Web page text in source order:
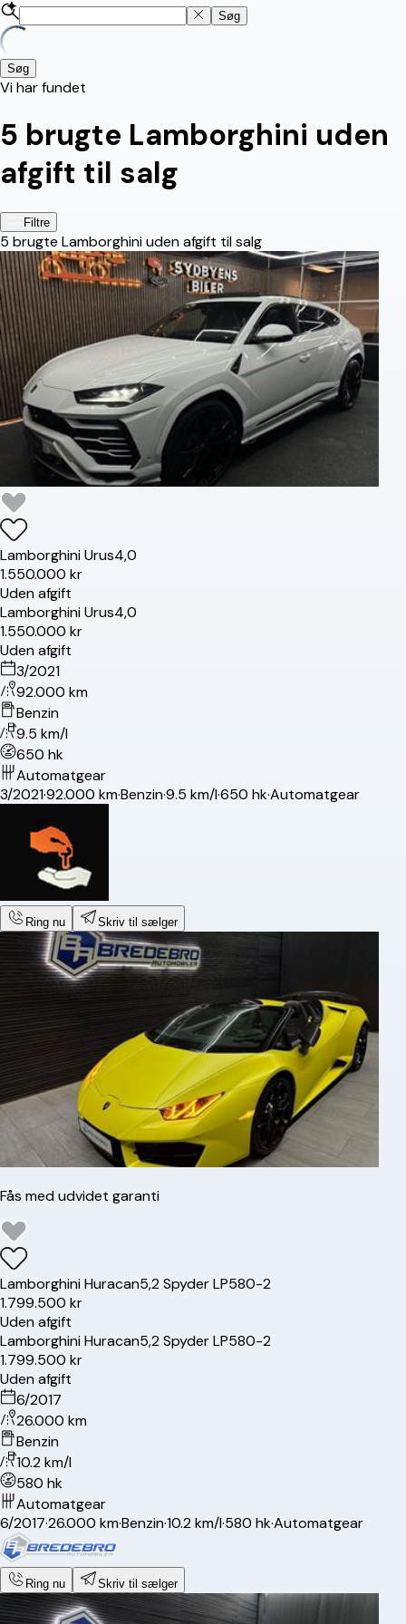
Søg
Søg
Vi har fundet
5 brugte Lamborghini uden
afgift til salg
Filtre
5 brugte Lamborghini uden afgift til salg
LamborghiniUrus4,0
1.550.000 kr
Uden afgift
LamborghiniUrus4,0
1.550.000 kr
Uden afgift
3/2021
92.000 km
Benzin
9.5 km/l
650 hk
Automatgear
3/2021·92.000 km·Benzin·9.5 km/l·650 hk·Automatgear
Ring nu Skriv til sælger
Fås med udvidet garanti
LamborghiniHuracan5,2 Spyder LP580-2
1.799.500 kr
Uden afgift
LamborghiniHuracan5,2 Spyder LP580-2
1.799.500 kr
Uden afgift
6/2017
26.000 km
Benzin
10.2 km/l
580 hk
Automatgear
6/2017·26.000 km·Benzin·10.2 km/l·580 hk·Automatgear
Ring nu Skriv til sælger